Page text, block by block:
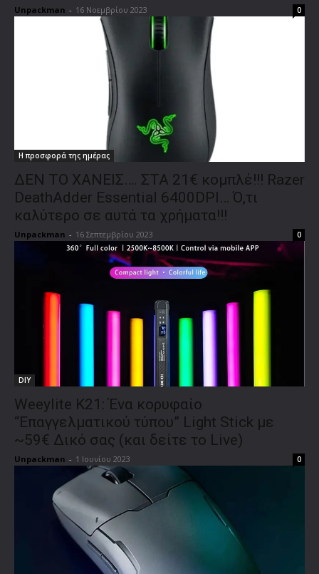
Unpackman - 16 Νοεμβρίου 2023 0
Η προσφορά της ημέρας
ΔΕΝ ΤΟ ΧΑΝΕΙΣ…. ΣΤΑ 21€ κομπλέ!!! Razer
DeathAdder Essential 6400DPI… Ό,τι
καλύτερο σε αυτά τα χρήματα!!!
Unpackman - 16 Σεπτεμβρίου 2023 0
DIY
Weeylite K21: Ένα κορυφαίο
“Επαγγελματικού τύπου” Light Stick με
~59€ Δικό σας (και δείτε το Live)
Unpackman - 1 Ιουνίου 2023 0